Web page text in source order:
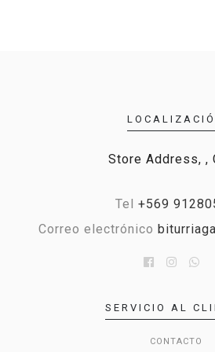
Store Address, ,
Tel +569
Correo electrónico
SERVICIO AL
CONTACTO